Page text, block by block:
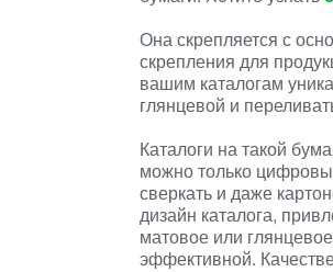
Она скрепляется с
скрепления для
вашим каталогам
глянцевой и
Каталоги на такой
можно только
сверкать и даже
дизайн каталога,
матовое или
эффективной.